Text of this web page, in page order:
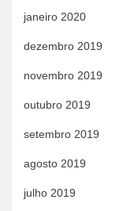
janeiro 2020
dezembro 2019
novembro 2019
outubro 2019
setembro 2019
agosto 2019
julho 2019